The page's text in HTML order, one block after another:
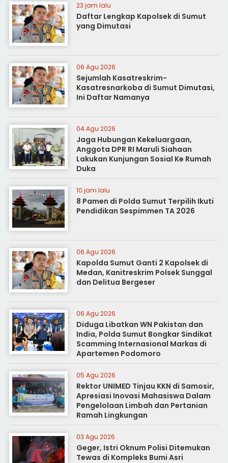
23 jam lalu
Daftar Lengkap Kapolsek di Sumut
yang Dimutasi
06 Agu 2026
Sejumlah Kasatreskrim-
Kasatresnarkoba di Sumut Dimutasi,
Ini Daftar Namanya
04 Agu 2026
Jaga Hubungan Kekeluargaan,
Anggota DPR RI Maruli Siahaan
Lakukan Kunjungan Sosial Ke Rumah
Duka
10 jam lalu
8 Pamen di Polda Sumut Terpilih Ikuti
Pendidikan Sespimmen TA 2026
06 Agu 2026
Kapolda Sumut Ganti 2 Kapolsek di
Medan, Kanitreskrim Polsek Sunggal
dan Delitua Bergeser
06 Agu 2026
Diduga Libatkan WN Pakistan dan
India, Polda Sumut Bongkar Sindikat
Scamming Internasional Markas di
Apartemen Podomoro
05 Agu 2026
Rektor UNIMED Tinjau KKN di Samosir,
Apresiasi Inovasi Mahasiswa Dalam
Pengelolaan Limbah dan Pertanian
Ramah Lingkungan
03 Agu 2026
Geger, Istri Oknum Polisi Ditemukan
Tewas di Kompleks Bumi Asri